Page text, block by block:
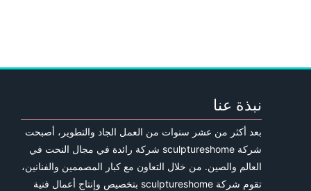
نبذة عنا
بعد أكثر من عشر سنوات من العمل الجاد والتطوير، أصبحت
شركة sculptureshome شركة رائدة في مجال النحت في
العالم والصين. من خلال التعاون مع كبار المصممين والفنانين،
تقوم شركة sculptureshome بتخصيص وإنتاج أعمال فنية